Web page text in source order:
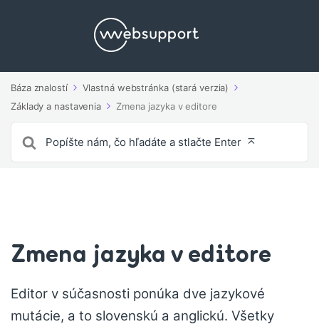
Báza znalostí
Vlastná webstránka (stará verzia)
Základy a nastavenia
Zmena jazyka v editore
pre
Zmena jazyka v editore
Editor v súčasnosti ponúka dve jazykové
mutácie, a to slovenskú a anglickú. Všetky